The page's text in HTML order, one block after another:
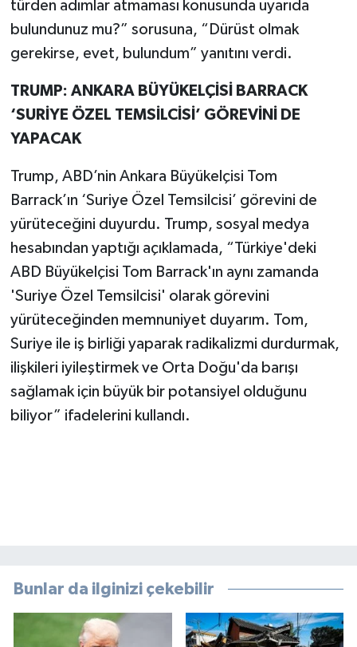
türden adımlar atmaması konusunda uyarıda
bulundunuz mu?” sorusuna, “Dürüst olmak
gerekirse, evet, bulundum” yanıtını verdi.
TRUMP: ANKARA BÜYÜKELÇİSİ BARRACK
‘SURİYE ÖZEL TEMSİLCİSİ’ GÖREVİNİ DE
YAPACAK
Trump, ABD’nin Ankara Büyükelçisi Tom
Barrack’ın ‘Suriye Özel Temsilcisi’ görevini de
yürüteceğini duyurdu. Trump, sosyal medya
hesabından yaptığı açıklamada, “Türkiye'deki
ABD Büyükelçisi Tom Barrack'ın aynı zamanda
'Suriye Özel Temsilcisi' olarak görevini
yürüteceğinden memnuniyet duyarım. Tom,
Suriye ile iş birliği yaparak radikalizmi durdurmak,
ilişkileri iyileştirmek ve Orta Doğu'da barışı
sağlamak için büyük bir potansiyel olduğunu
biliyor” ifadelerini kullandı.
Bunlar da ilginizi çekebilir